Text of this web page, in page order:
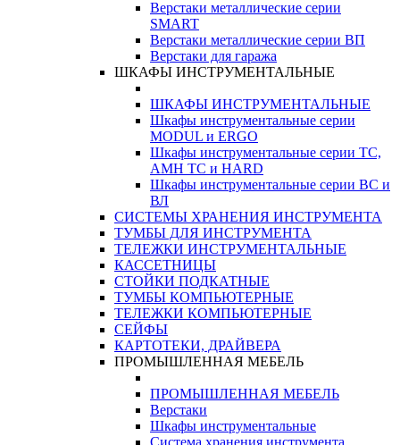
Верстаки металлические серии
SMART
Верстаки металлические серии ВП
Верстаки для гаража
ШКАФЫ ИНСТРУМЕНТАЛЬНЫЕ
ШКАФЫ ИНСТРУМЕНТАЛЬНЫЕ
Шкафы инструментальные серии
MODUL и ERGO
Шкафы инструментальные серии ТС,
АМН ТС и HARD
Шкафы инструментальные серии ВС и
ВЛ
СИСТЕМЫ ХРАНЕНИЯ ИНСТРУМЕНТА
ТУМБЫ ДЛЯ ИНСТРУМЕНТА
ТЕЛЕЖКИ ИНСТРУМЕНТАЛЬНЫЕ
КАССЕТНИЦЫ
СТОЙКИ ПОДКАТНЫЕ
ТУМБЫ КОМПЬЮТЕРНЫЕ
ТЕЛЕЖКИ КОМПЬЮТЕРНЫЕ
СЕЙФЫ
КАРТОТЕКИ, ДРАЙВЕРА
ПРОМЫШЛЕННАЯ МЕБЕЛЬ
ПРОМЫШЛЕННАЯ МЕБЕЛЬ
Верстаки
Шкафы инструментальные
Система хранения инструмента